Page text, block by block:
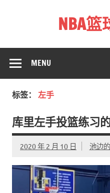
NBA
MENU
标签： 左手
库里左手投篮练习
2020 年 2 月 10 日 池边